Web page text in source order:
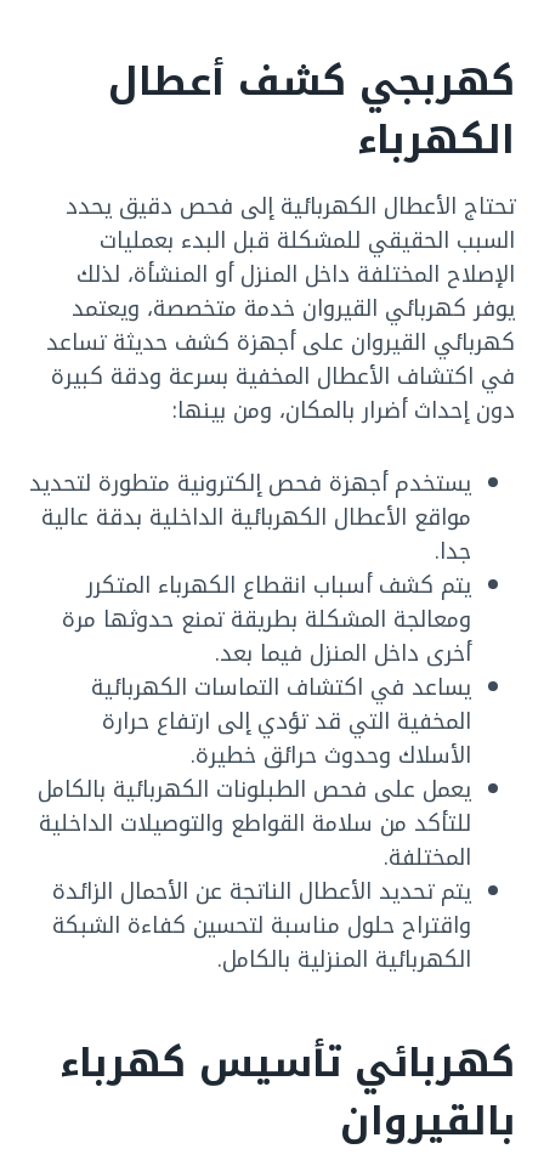
كهربجي كشف أعطال
الكهرباء
تحتاج الأعطال الكهربائية إلى فحص دقيق يحدد
السبب الحقيقي للمشكلة قبل البدء بعمليات
الإصلاح المختلفة داخل المنزل أو المنشأة، لذلك
يوفر كهربائي القيروان خدمة متخصصة، ويعتمد
كهربائي القيروان على أجهزة كشف حديثة تساعد
في اكتشاف الأعطال المخفية بسرعة ودقة كبيرة
دون إحداث أضرار بالمكان، ومن بينها:
يستخدم أجهزة فحص إلكترونية متطورة لتحديد
مواقع الأعطال الكهربائية الداخلية بدقة عالية
جدا.
يتم كشف أسباب انقطاع الكهرباء المتكرر
ومعالجة المشكلة بطريقة تمنع حدوثها مرة
أخرى داخل المنزل فيما بعد.
يساعد في اكتشاف التماسات الكهربائية
المخفية التي قد تؤدي إلى ارتفاع حرارة
الأسلاك وحدوث حرائق خطيرة.
يعمل على فحص الطبلونات الكهربائية بالكامل
للتأكد من سلامة القواطع والتوصيلات الداخلية
المختلفة.
يتم تحديد الأعطال الناتجة عن الأحمال الزائدة
واقتراح حلول مناسبة لتحسين كفاءة الشبكة
الكهربائية المنزلية بالكامل.
كهربائي تأسيس كهرباء
بالقيروان